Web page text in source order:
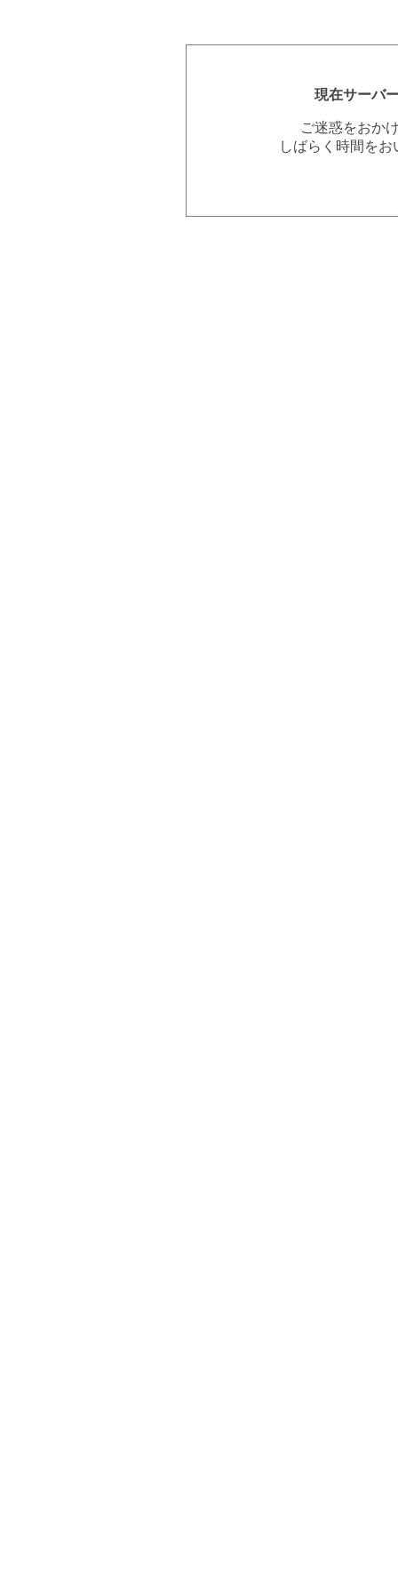
現在サーバ
ご迷惑をおか
しばらく時間を